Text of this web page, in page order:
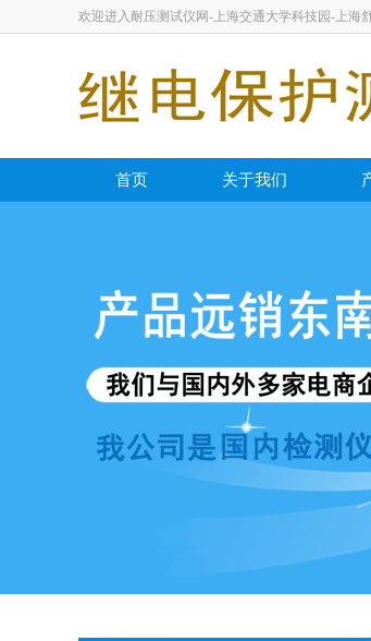
欢迎进入耐压测试仪网-上海交通大学科技园-上海
首页 关于我们